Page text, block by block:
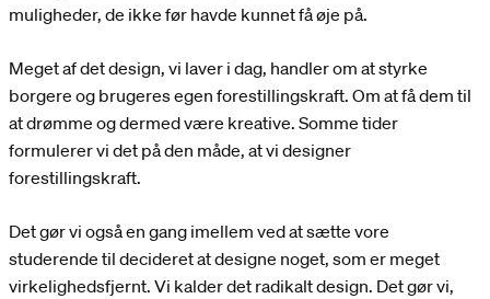
muligheder, de ikke før havde kunnet få øje på.
Meget af det design, vi laver i dag, handler om at styrke
borgere og brugeres egen forestillingskraft. Om at få dem til
at drømme og dermed være kreative. Somme tider
formulerer vi det på den måde, at vi designer
forestillingskraft.
Det gør vi også en gang imellem ved at sætte vore
studerende til decideret at designe noget, som er meget
virkelighedsfjernt. Vi kalder det radikalt design. Det gør vi,